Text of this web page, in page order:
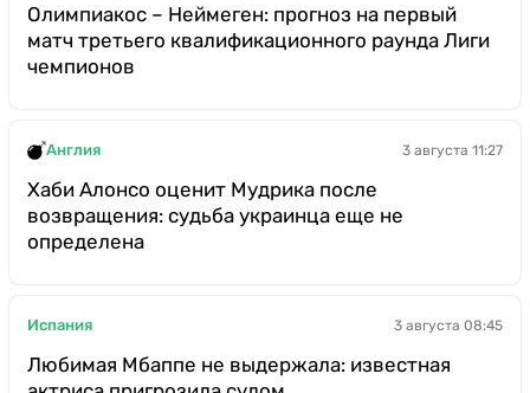
Олимпиакос – Неймеген: прогноз на первый
матч третьего квалификационного раунда Лиги
чемпионов
Англия 3 августа 11:27
Хаби Алонсо оценит Мудрика после
возвращения: судьба украинца еще не
определена
Испания 3 августа 08:45
Любимая Мбаппе не выдержала: известная